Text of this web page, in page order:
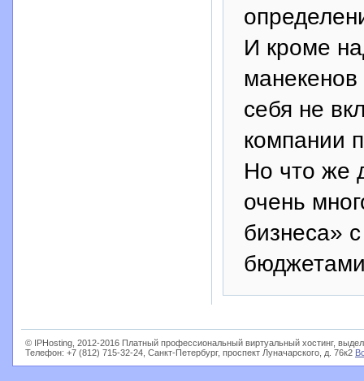
И кроме
себя не
компании
Но что же
очень
бизнеса»
© IPHosting, 2012-2016 Платный профессиональный виртуальный хостинг,
Телефон: +7 (812) 715-32-24, Санкт-Петербург, проспект Луначарского, д. 76к2